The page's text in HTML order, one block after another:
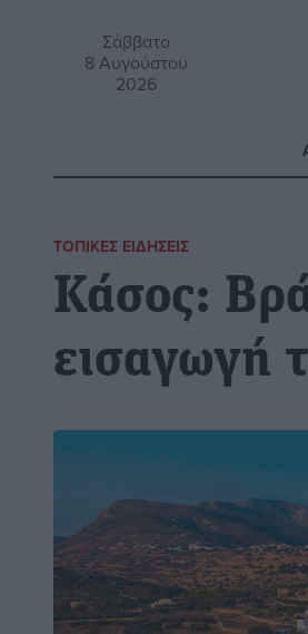
Σάββατο
8 Αυγούστου
2026
ΤΟΠΙΚΈΣ ΕΙΔΉΣΕΙΣ
Κάσος:
εισαγωγή